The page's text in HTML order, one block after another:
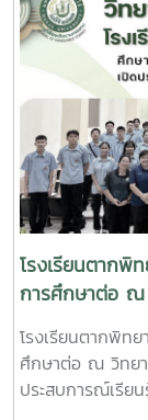
โรงเรียนตากพิ
การศึกษาต่อ ณ
โจ้ เปิดประสบ
โรงเรียนตากพิท
ศึกษาต่อ ณ วิทย
ประสบการณ์เ